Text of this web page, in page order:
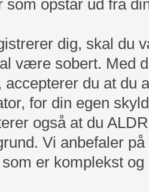
som opstår ud fra
dig, skal du
være sobert. Med
accepterer du at du
for din egen
også at du
Vi anbefaler
er komplekst